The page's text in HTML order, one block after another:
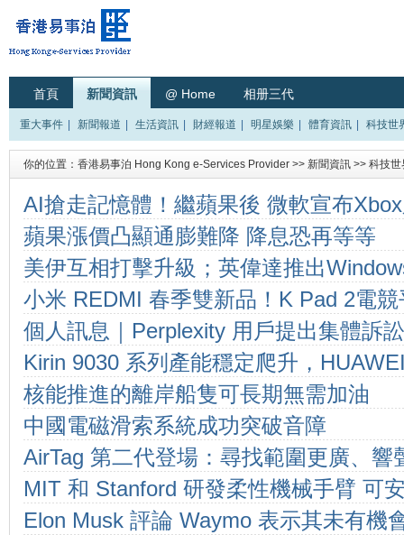
首頁 新聞資訊 @ Home 相册三代
重大事件 新聞報道 生活資訊 財經報道 明星娛樂 體育資訊 科技世
你的位置： 香港易事泊 Hong Kong e-Services Provider >> 新聞資訊 >> 科技世
AI搶走記憶體！繼蘋果後 微軟宣布
貴150美元
蘋果漲價凸顯通膨難降 降息恐再等等
美伊互相打擊升級；英偉達推出
市場動態一覽
小米 REDMI 春季雙新品！K Pad 2電
ok Pro 2026輕薄本6999元起
個人訊息｜Perplexity 用戶提出集體訴
違反私隱法 與第三方分享用戶數據
Kirin 9030 系列產能穩定爬升，
理器
核能推進的離岸船隻可長期無需加油
中國電磁滑索系統成功突破音障
AirTag 第二代登場：尋找範圍更廣、響
ch 都可精準尋找，香港售價 HK$249 起
MIT 和 Stanford 研發柔性機械手臂 可
人類
Elon Musk 評論 Waymo 表示其未有機